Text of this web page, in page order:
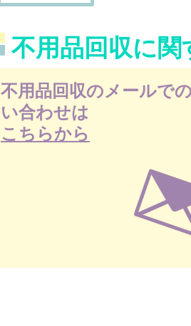
不用品回収に
不用品回収のメールで
い合わせは
こちらから